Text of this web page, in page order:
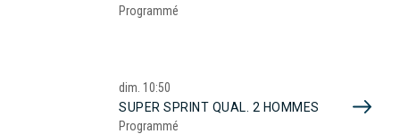
Programmé
dim. 10:50
SUPER SPRINT QUAL. 2 HOMMES
Programmé